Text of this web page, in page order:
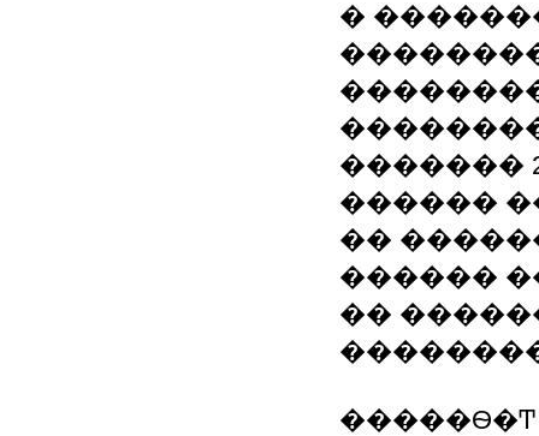
� �������
�������
������
��
������
��